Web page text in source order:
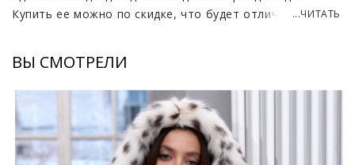
Купить ее можно по скидке, что будет отличным
Комфортная и удобная в носке, теплая и красивая
красивого и насыщенного цвета под рысь. Длина
может быть изменена по заказу покупателя,
изначально изготовлено длиной 80 см. Изделие
дополнено поясом. Прекрасно подойдет для женщин
...ЧИТАТЬ
ВЫ СМОТРЕЛИ